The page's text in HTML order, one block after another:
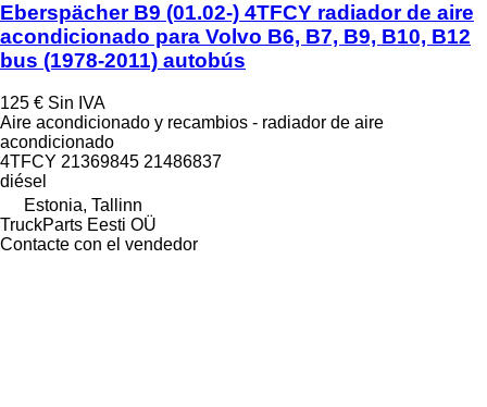
Eberspächer B9 (01.02-) 4TFCY radiador de aire
acondicionado para Volvo B6, B7, B9, B10, B12
bus (1978-2011) autobús
125 € Sin IVA
Aire acondicionado y recambios - radiador de aire
acondicionado
4TFCY 21369845 21486837
diésel
Estonia, Tallinn
TruckParts Eesti OÜ
Contacte con el vendedor